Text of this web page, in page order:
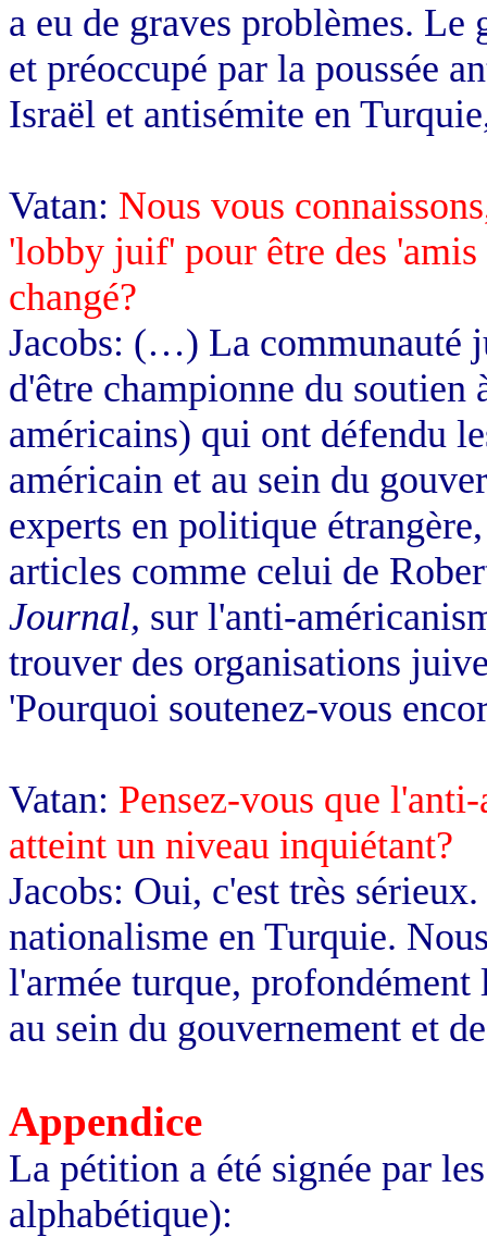
a eu de graves problèmes. Le
et préoccupé par la poussée
Israël et antisémite en
Vatan: Nous vous
'lobby juif' pour être des
changé?
Jacobs: (…) La communauté
d'être championne du soutien
américains) qui ont défendu
américain et au sein du
experts en politique
articles comme celui de
Journal, sur l'anti-
trouver des organisations
'Pourquoi soutenez-vous
Vatan: Pensez-vous que
atteint un niveau inquiétant?
Jacobs: Oui, c'est très
nationalisme en Turquie.
l'armée turque,
au sein du gouvernement et
Appendice
La pétition a été signée par
alphabétique):